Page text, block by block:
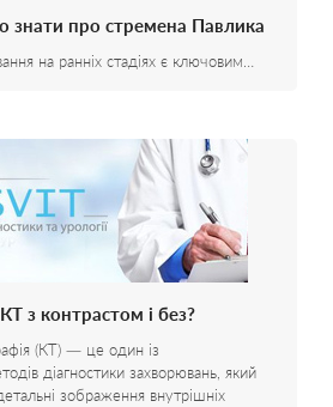
знати про стремена Павлика
на ранніх стадіях є ключовим…
з контрастом і без?
(КТ) — це один із
діагностики захворювань, який
зображення внутрішніх